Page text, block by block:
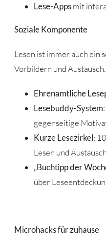
Lese-Appsmit
Soziale Komponente
Lesen ist immer auch ein
Vorbildern und Austausch.
Ehrenamtliche
Lesebuddy-System
gegenseitige
Kurze Lesezirkel:
Lesen und Austausch
„Buchtipp der
über
Microhacks für zuhause